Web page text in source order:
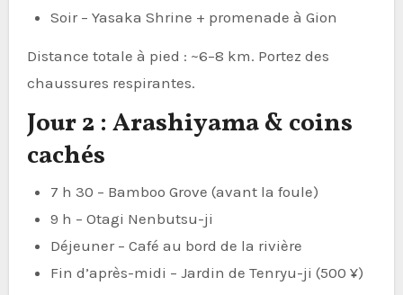
Soir – Yasaka Shrine + promenade à Gion
Distance totale à pied : ~6–8 km. Portez des
chaussures respirantes.
Jour 2 : Arashiyama & coins
cachés
7 h 30 – Bamboo Grove (avant la foule)
9 h – Otagi Nenbutsu-ji
Déjeuner – Café au bord de la rivière
Fin d’après-midi – Jardin de Tenryu-ji (500 ¥)